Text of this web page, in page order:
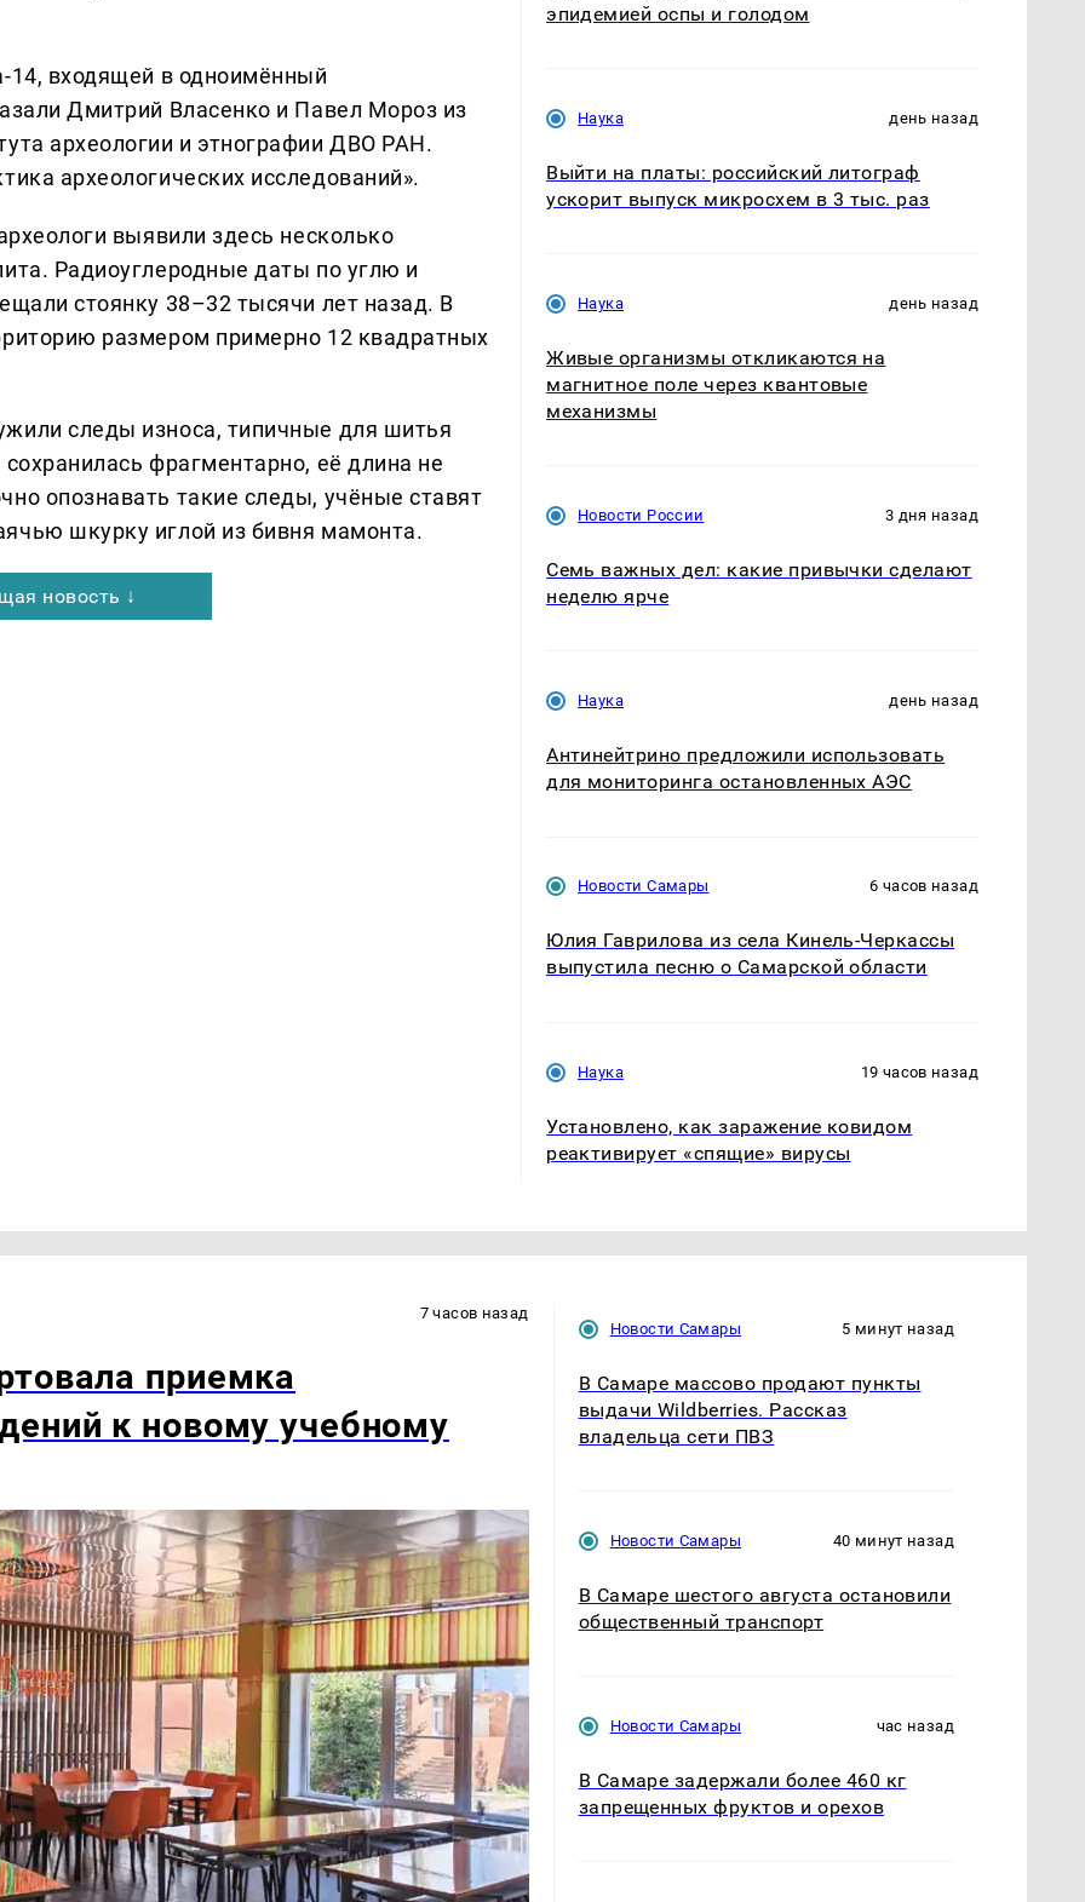
14, входящей в одноимённый
Дмитрий Власенко и Павел Мороз из
археологии и этнографии ДВО РАН.
археологических исследований».
выявили здесь несколько
Радиоуглеродные даты по углю и
стоянку 38–32 тысячи лет назад. В
размером примерно 12 квадратных
следы износа, типичные для шитья
фрагментарно, её длина не
опознавать такие следы, учёные ставят
шкурку иглой из бивня мамонта.
новость ↓
эпидемией оспы и голодом
Наука день назад
Выйти на платы: российский литограф
ускорит выпуск микросхем в 3 тыс. раз
Наука день назад
Живые организмы откликаются на
магнитное поле через квантовые
механизмы
Новости России 3 дня назад
Семь важных дел: какие привычки сделают
неделю ярче
Наука день назад
Антинейтрино предложили использовать
для мониторинга остановленных АЭС
Новости Самары 6 часов назад
Юлия Гаврилова из села Кинель-Черкассы
выпустила песню о Самарской области
Наука 19 часов назад
Установлено, как заражение ковидом
реактивирует «спящие» вирусы
7 часов назад
приемка
к новому учебному
Новости Самары 5 минут назад
В Самаре массово продают пункты
выдачи Wildberries. Рассказ
владельца сети ПВЗ
Новости Самары 40 минут назад
В Самаре шестого августа остановили
общественный транспорт
Новости Самары час назад
В Самаре задержали более 460 кг
запрещенных фруктов и орехов